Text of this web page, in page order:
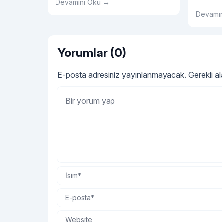
birlikte maske olarak kullanıldığında
Devamını Oku →
uygun
Yorumlar (0)
E-posta adresiniz yayınlanmayacak. Gerekli